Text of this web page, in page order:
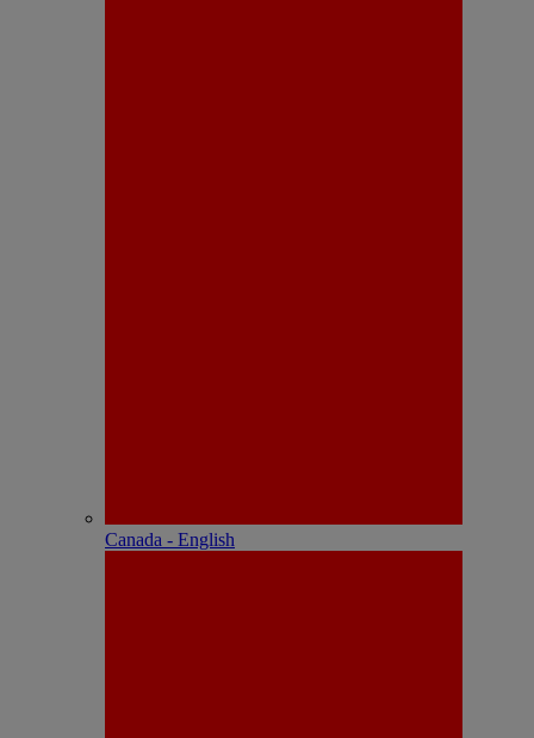
Canada - English